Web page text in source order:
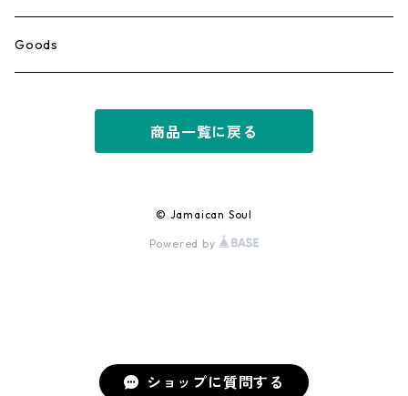
ショップに質問する
Ska
Early Dancehall
Goods
商品一覧に戻る
© Jamaican Soul
Powered by